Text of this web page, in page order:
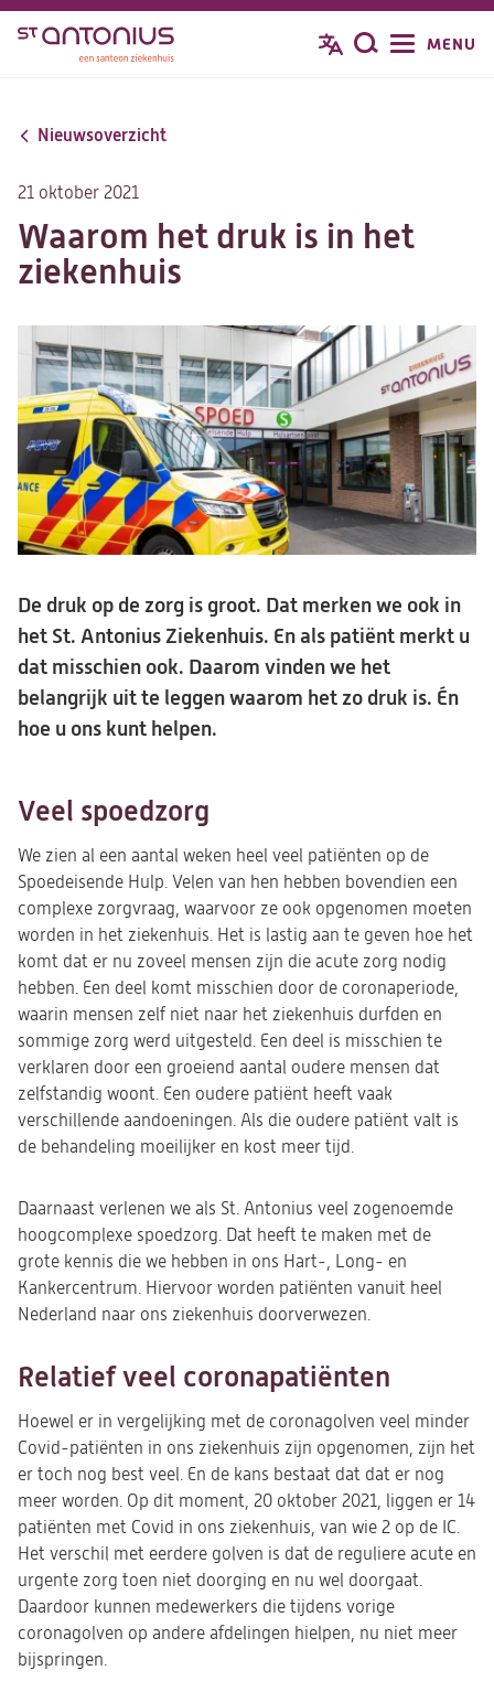
Overslaan
inhoud
Zoeken
MENU
Nieuwsoverzicht
21 oktober 2021
Waarom het druk is in het
ziekenhuis
De druk op de zorg is groot. Dat merken we ook in
het St. Antonius Ziekenhuis. En als patiënt merkt u
dat misschien ook. Daarom vinden we het
belangrijk uit te leggen waarom het zo druk is. Én
hoe u ons kunt helpen.
Veel spoedzorg
We zien al een aantal weken heel veel patiënten op de
Spoedeisende Hulp. Velen van hen hebben bovendien een
complexe zorgvraag, waarvoor ze ook opgenomen moeten
worden in het ziekenhuis. Het is lastig aan te geven hoe het
komt dat er nu zoveel mensen zijn die acute zorg nodig
hebben. Een deel komt misschien door de coronaperiode,
waarin mensen zelf niet naar het ziekenhuis durfden en
sommige zorg werd uitgesteld. Een deel is misschien te
verklaren door een groeiend aantal oudere mensen dat
zelfstandig woont. Een oudere patiënt heeft vaak
verschillende aandoeningen. Als die oudere patiënt valt is
de behandeling moeilijker en kost meer tijd.
Daarnaast verlenen we als St. Antonius veel zogenoemde
hoogcomplexe spoedzorg. Dat heeft te maken met de
grote kennis die we hebben in ons Hart-, Long- en
Kankercentrum. Hiervoor worden patiënten vanuit heel
Nederland naar ons ziekenhuis doorverwezen.
Relatief veel coronapatiënten
Hoewel er in vergelijking met de coronagolven veel minder
Covid-patiënten in ons ziekenhuis zijn opgenomen, zijn het
er toch nog best veel. En de kans bestaat dat dat er nog
meer worden. Op dit moment, 20 oktober 2021, liggen er 14
patiënten met Covid in ons ziekenhuis, van wie 2 op de IC.
Het verschil met eerdere golven is dat de reguliere acute en
urgente zorg toen niet doorging en nu wel doorgaat.
Daardoor kunnen medewerkers die tijdens vorige
coronagolven op andere afdelingen hielpen, nu niet meer
bijspringen.